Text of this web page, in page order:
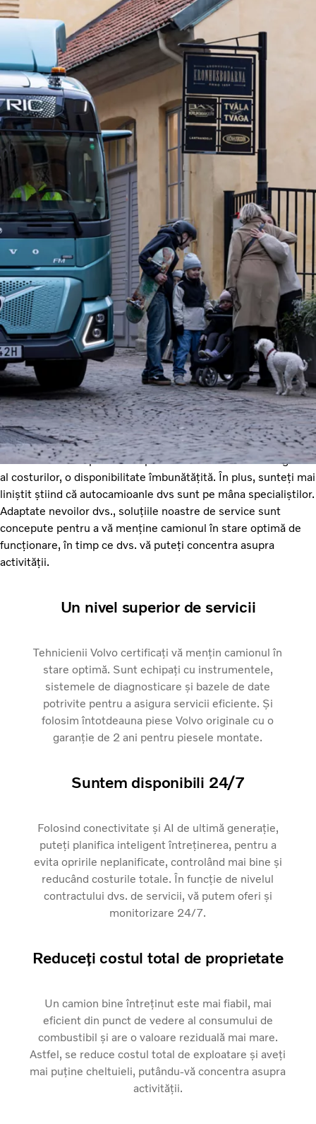
Volvo potrivit pentru dvs.
Ce sunt contractele de service
Volvo?
Contractele de service Volvo oferă mentenanță și
monitorizare de specialitate pentru un control mai inteligent
al costurilor, o disponibilitate îmbunătățită. În plus, sunteți mai
liniștit știind că autocamioanle dvs sunt pe mâna specialiștilor.
Adaptate nevoilor dvs., soluțiile noastre de service sunt
concepute pentru a vă menține camionul în stare optimă de
funcționare, în timp ce dvs. vă puteți concentra asupra
activității.
Un nivel superior de servicii
Tehnicienii Volvo certificați vă mențin camionul în
stare optimă. Sunt echipați cu instrumentele,
sistemele de diagnosticare și bazele de date
potrivite pentru a asigura servicii eficiente. Și
folosim întotdeauna piese Volvo originale cu o
garanție de 2 ani pentru piesele montate.
Suntem disponibili 24/7
Folosind conectivitate și AI de ultimă generație,
puteți planifica inteligent întreținerea, pentru a
evita opririle neplanificate, controlând mai bine și
reducând costurile totale. În funcție de nivelul
contractului dvs. de servicii, vă putem oferi și
monitorizare 24/7.
Reduceți costul total de proprietate
Un camion bine întreținut este mai fiabil, mai
eficient din punct de vedere al consumului de
combustibil și are o valoare reziduală mai mare.
Astfel, se reduce costul total de exploatare și aveți
mai puține cheltuieli, putându-vă concentra asupra
activității.